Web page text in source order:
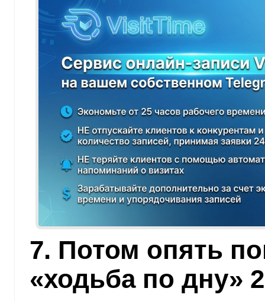
7. Потом опять
«ходьба по дну»